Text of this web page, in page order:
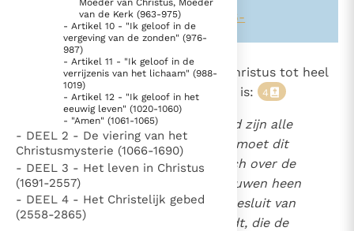
"naar het innerlijk" toe te keren.
RK Documenten stelt heel veel belangrijke
kerkelijke documenten van de Rooms
Katholieke Kerk in het Nederlands beschikbaar
en is volledig afhankelijk van donaties.
Ik help mee!
Moeder van Christus, Moeder
van de Kerk (963-975)
- Artikel 10 - "Ik geloof in de
vergeving van de zonden" (976-
987)
- Artikel 11 - "Ik geloof in de
verrijzenis van het lichaam" (988-
1019)
- Artikel 12 - "Ik geloof in het
eeuwig leven" (1020-1060)
- "Amen" (1061-1065)
- DEEL 2 - De viering van het
Christusmysterie (1066-1690)
- DEEL 3 - Het leven in Christus
(1691-2557)
- DEEL 4 - Het Christelijk gebed
(2558-2865)
Zie ook alinea's:-795- -815-816-
Zij is katholiek, omdat zij door Christus tot heel
het menselijk geslacht gezonden is: 4
Tot het nieuwe volk van God zijn alle
mensen geroepen. Daarom moet dit
één en enig blijvend volk zich over de
hele wereld en door alle eeuwen heen
verspreiden, opdat zo het besluit van
Gods wil verwezenlijkt wordt, die de